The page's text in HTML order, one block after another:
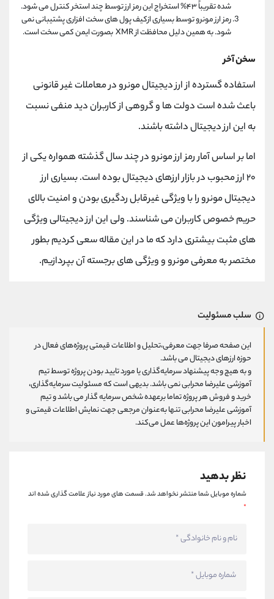
شده تقریباً ۴۳% استخراج این رمز ارز توسط چند استخر کنترل می شود.
رمز ارز مونرو توسط بسیاری ازکیف پول های سخت افزاری پشتیبانی نمی
شود. به همین دلیل محافظت از XMR بصورت ایمن کمی سخت است.
سخن آخر
استفاده گسترده از ارز دیجیتال مونرو در معاملات غیر قانونی
باعث شده است دولت ها و گروهی از کاربران دید منفی نسبت
به این ارز دیجیتال داشته باشند.
اما بر اساس آمار رمز ارز مونرو در چند سال گذشته همواره یکی از
۲۰ ارز محبوب در بازار ارزهای دیجیتال بوده است. بسیاری ارز
دیجیتال مونرو را با ویژگی غیرقابل ردگیری بودن و امنیت بالای
حریم خصوص کاربران می شناسند. ولی این ارز دیجیتالی ویژگی
های مثبت بیشتری دارد که ما در این مقاله سعی کردیم بطور
مختصر به معرفی مونرو و ویژگی های برجسته آن بپردازیم.
سلب مسئولیت
این صفحه صرفا جهت معرفی،تحلیل و اطلاعات قیمتی پروژه‌های فعال در
حوزه ارزهای دیجیتال می باشد.
و به هیچ وجه پیشنهاد سرمایه‌گذاری یا مورد تایید بودن پروژه توسط تیم
آموزشی علیرضا محرابی نمی باشد. بدیهی است که مسئولیت سرمایه‌گذاری،
خرید و فروش هر پروژه تماما برعهده شخص سرمایه گذار می باشد و تیم
آموزشی علیرضا محرابی تنها به‌عنوان مرجعی جهت نمایش اطلاعات قیمتی و
اخبار پیرامون این پروژه‌‌ها عمل می‌کند.
نظر بدهید
شماره موبایل شما منتشر نخواهد شد.قسمت های مورد نیاز علامت گذاری شده اند
*